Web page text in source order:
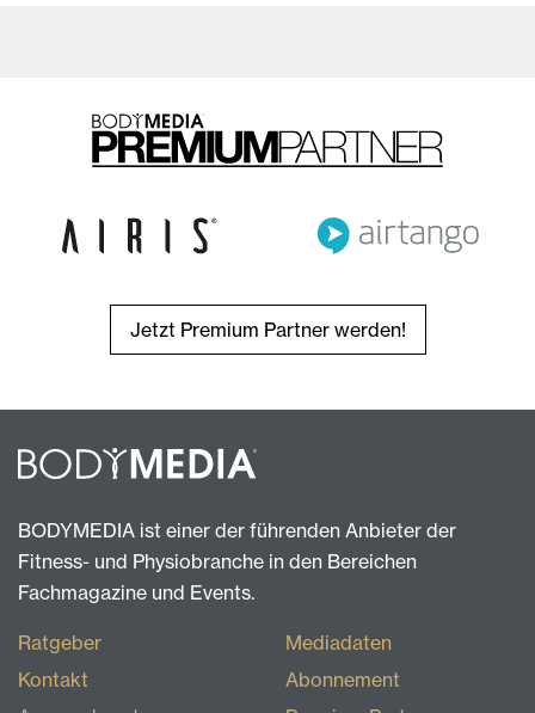
Jetzt Premium Partner werden!
BODYMEDIA ist einer der führenden Anbieter der
Fitness- und Physiobranche in den Bereichen
Fachmagazine und Events.
Ratgeber
Kontakt
Mediadaten
Abonnement